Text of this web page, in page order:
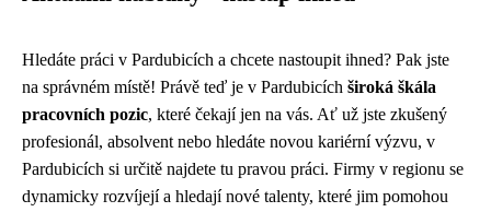
Hledáte práci v Pardubicích a chcete nastoupit ihned? Pak jste
na správném místě! Právě teď je v Pardubicích široká škála
pracovních pozic, které čekají jen na vás. Ať už jste zkušený
profesionál, absolvent nebo hledáte novou kariérní výzvu, v
Pardubicích si určitě najdete tu pravou práci. Firmy v regionu se
dynamicky rozvíjejí a hledají nové talenty, které jim pomohou